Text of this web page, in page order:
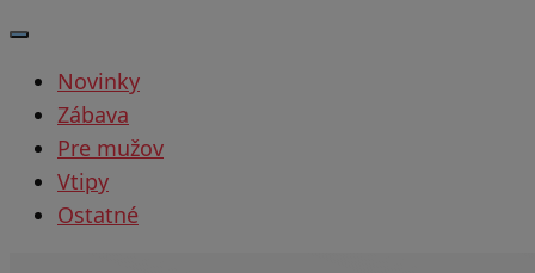
Novinky
Zábava
Pre mužov
Vtipy
Ostatné